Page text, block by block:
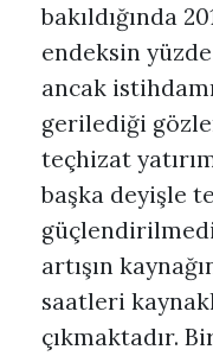
bakıldığında
endeksin
ancak
gerilediği
teçhizat
başka deyişle
artışın
saatleri
çıkmaktadır.